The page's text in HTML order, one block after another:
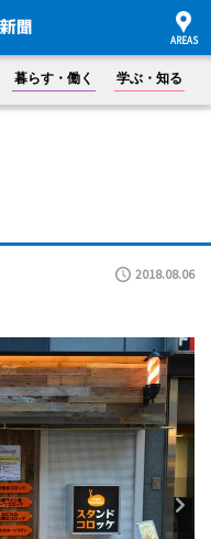
暮らす・働く 学ぶ・知る
2018.08.06